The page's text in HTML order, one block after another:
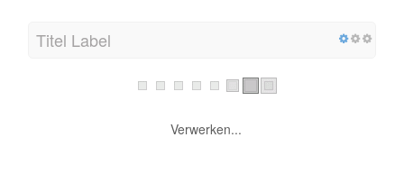
Titel Label
Verwerken...